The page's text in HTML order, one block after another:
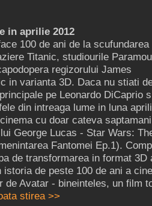
in aprilie 2012
100 de ani de la scufundarea
Titanic, studiourile
regizorului James
in varianta 3D. Daca nu stiati
pe Leonardo DiCaprio
din intreaga lume in luna
cu doar cateva
George Lucas - Star Wars:
Fantomei Ep.1).
de transformarea in format 3D
de peste 100 de ani a
de Avatar - bineinteles, un film
stirea >>